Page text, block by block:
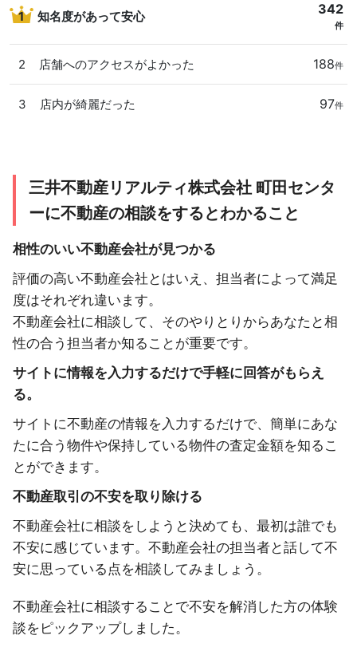
1 知名度があって安心 342
件
2 店舗へのアクセスがよかった 188件
3 店内が綺麗だった 97件
三井不動産リアルティ株式会社 町田センタ
ーに不動産の相談をするとわかること
相性のいい不動産会社が見つかる
評価の高い不動産会社とはいえ、担当者によって満足
度はそれぞれ違います。
不動産会社に相談して、そのやりとりからあなたと相
性の合う担当者か知ることが重要です。
サイトに情報を入力するだけで手軽に回答がもらえ
る。
サイトに不動産の情報を入力するだけで、簡単にあな
たに合う物件や保持している物件の査定金額を知るこ
とができます。
不動産取引の不安を取り除ける
不動産会社に相談をしようと決めても、最初は誰でも
不安に感じています。不動産会社の担当者と話して不
安に思っている点を相談してみましょう。
不動産会社に相談することで不安を解消した方の体験
談をピックアップしました。